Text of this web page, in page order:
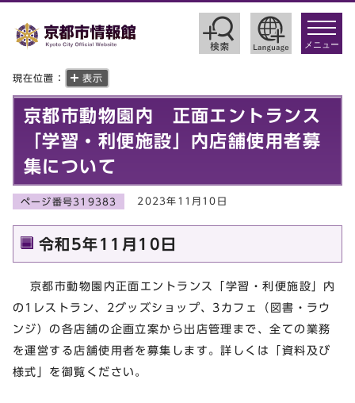
toggle
メニュー
現在位置： 表示
京都市動物園内 正面エントランス
「学習・利便施設」内店舗使用者募
集について
ページ番号319383 2023年11月10日
令和5年11⽉10⽇
京都市動物園内正面エントランス「学習・利便施設」内
の1レストラン、2グッズショップ、3カフェ（図書・ラウ
ンジ）の各店舗の企画立案から出店管理まで、全ての業務
を運営する店舗使用者を募集します。詳しくは「資料及び
様式」を御覧ください。